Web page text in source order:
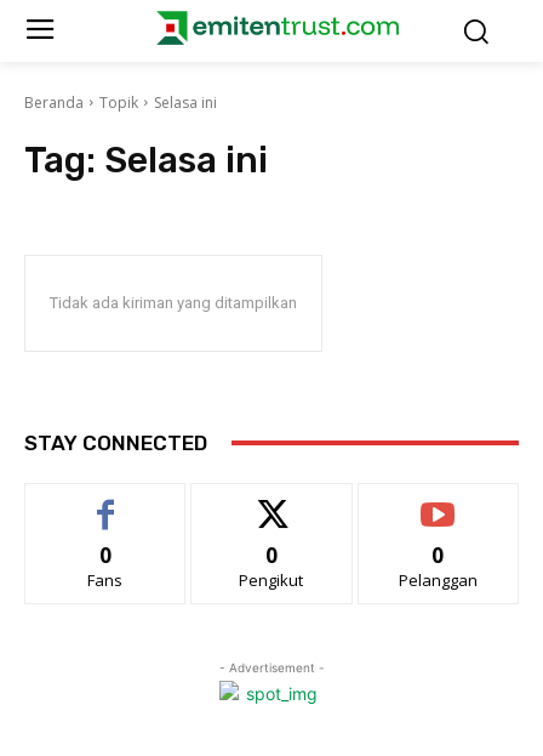
Beranda Topik Selasa ini
Tag: Selasa ini
Tidak ada kiriman yang ditampilkan
STAY CONNECTED
0
Fans
0
Pengikut
0
Pelanggan
- Advertisement -